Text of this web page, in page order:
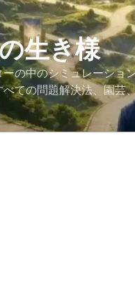
生き様
の中のシミュレーショ
ての問題解決法、園芸